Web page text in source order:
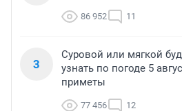
86 952 11
3
Суровой или мягкой
узнать по погоде 5
приметы
77 456 12